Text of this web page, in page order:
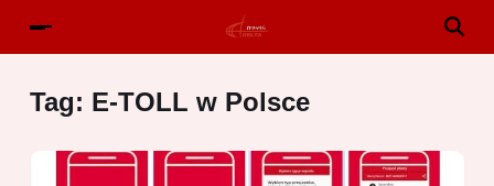
Tag: E-TOLL w Polsce